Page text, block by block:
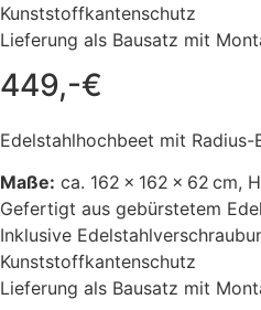
Kunststoffkantenschutz
Lieferung als Bausatz mit
449,-€
Edelstahlhochbeet mit Radius-
Maße: ca. 162 × 162 × 62 cm,
Gefertigt aus gebürstetem
Inklusive
Kunststoffkantenschutz
Lieferung als Bausatz mit